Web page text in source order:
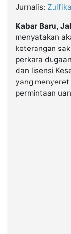
Kabarbaru.co
2026
Jurnalis:
Kabar Baru,
menyatakan
keterangan
perkara
dan lisensi
yang menyeret
permintaan